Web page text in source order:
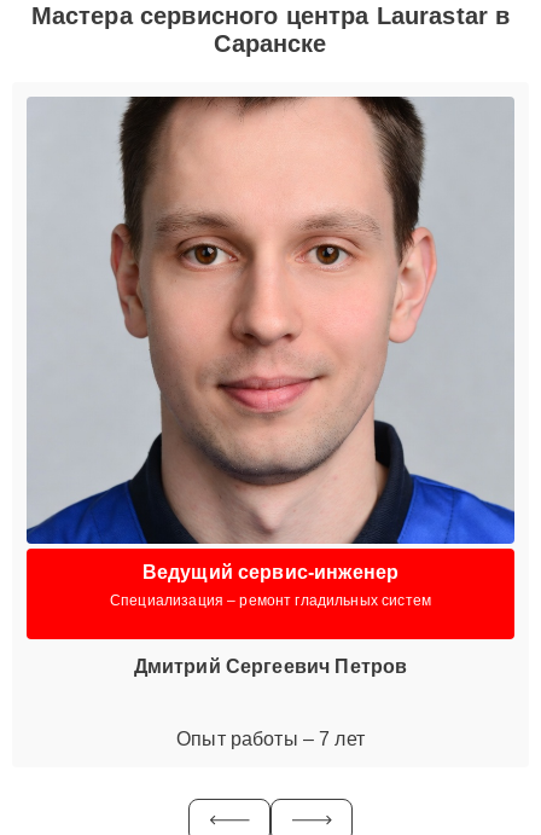
Мастера сервисного центра Laurastar в
Саранске
Ведущий сервис-инженер
Специализация – ремонт гладильных систем
Дмитрий Сергеевич Петров
Опыт работы – 7 лет